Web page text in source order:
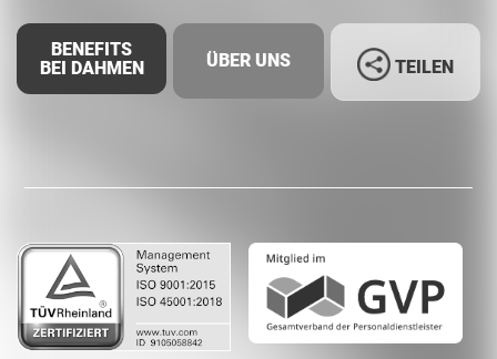
BENEFITS
BEI DAHMEN
ÜBER UNS
Whatsapp
TEILEN